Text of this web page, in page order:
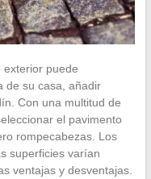
exterior puede
de su casa, añadir
Con una multitud de
el pavimento
rompecabezas. Los
superficies varían
ventajas y desventajas.